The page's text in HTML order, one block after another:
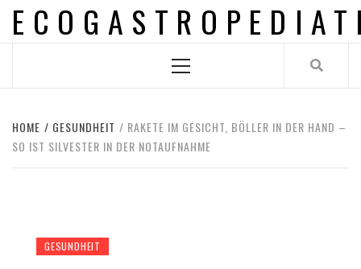
Skip
Menu
HOME GESUNDHEIT
RAKETE IM GESICHT, BÖLLER IN DER HAND –
SO IST SILVESTER IN DER NOTAUFNAHME
GESUNDHEIT